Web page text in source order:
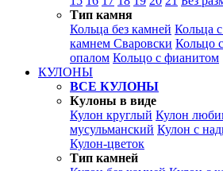
Тип камня
Кольца без камней Кольца
камнем Сваровски Кольцо
опалом Кольцо с фианитом
КУЛОНЫ
ВСЕ КУЛОНЫ
Кулоны в виде
Кулон круглый Кулон
мусульманский Кулон с
Кулон-цветок
Тип камней